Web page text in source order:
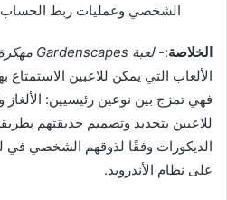
الشخصي وعمليات ربط الحساب
الخلاصة:-لعبة Gardenscapes مهكرة
الألعاب التي يمكن للاعبين الاستمتاع
فهي تمزج بين نوعين رئيسيين:
للاعبين بتجديد وتصميم حديقتهم
الديكورات وفقًا لذوقهم الشخصي في
على نظام الأندرويد.